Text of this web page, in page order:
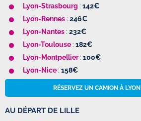
Lyon-Strasbourg : 142€
Lyon-Rennes : 246€
Lyon-Nantes : 232€
Lyon-Toulouse : 182€
Lyon-Montpellier : 100€
Lyon-Nice : 158€
RÉSERVEZ UN CAMION À LYON
AU DÉPART DE LILLE